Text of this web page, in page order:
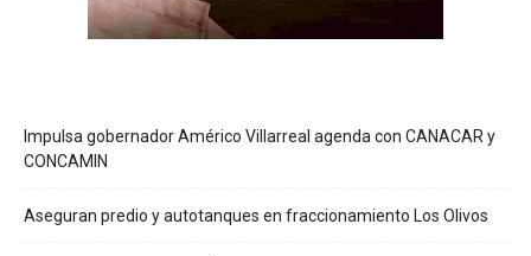
Impulsa gobernador Américo Villarreal agenda con CANACAR y
CONCAMIN
Aseguran predio y autotanques en fraccionamiento Los Olivos